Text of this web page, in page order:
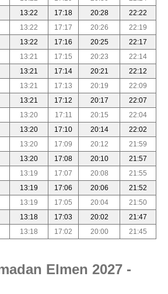
13:22 17:18 20:28
22:22
13:22 17:17 20:26
22:19
13:22 17:16 20:25
22:17
13:21 17:15 20:23
22:14
13:21 17:14 20:21
22:12
13:21 17:13 20:19
22:09
13:21 17:12 20:17
22:07
13:20 17:11 20:15
22:04
13:20 17:10 20:14
22:02
13:20 17:09 20:12
21:59
13:20 17:08 20:10
21:57
13:19 17:07 20:08
21:55
13:19 17:06 20:06
21:52
13:19 17:05 20:04
21:50
13:18 17:03 20:02
21:47
13:18 17:02 20:00 21:45
Elmen 2027 -